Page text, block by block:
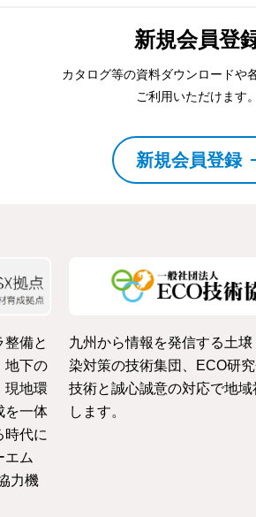
新規会員登
カタログ等の資料ダウンロードや
ご利用いただけます。
新規会員登録
備と
地下の
現地環
を一体
時代に
エム
力機
九州から情報を発信する土
染対策の技術集団、ECO研
技術と誠心誠意の対応で地
します。